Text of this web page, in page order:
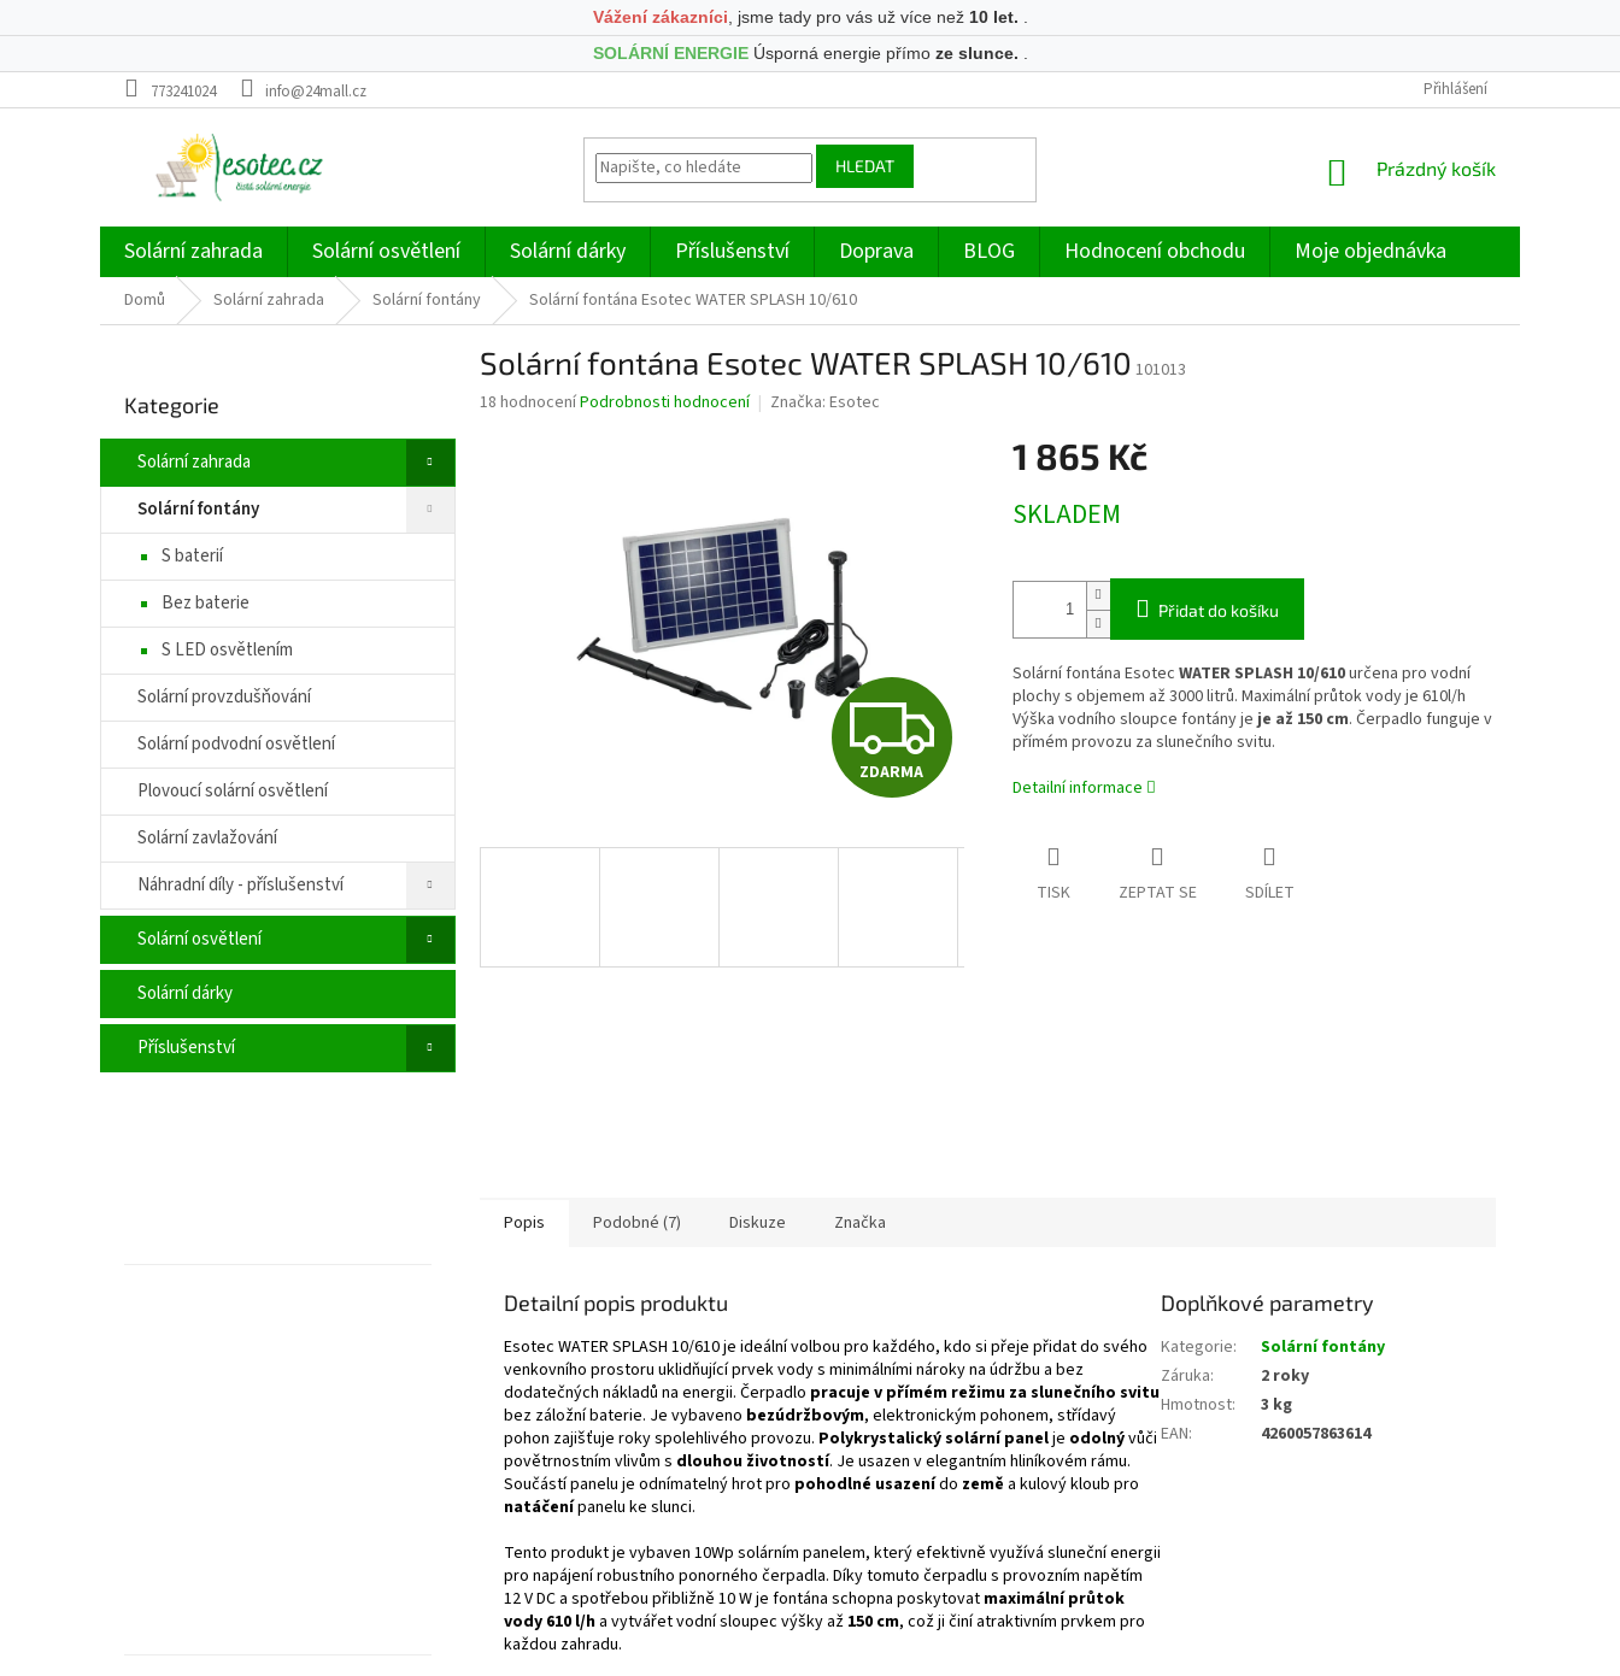
Vážení zákazníci , jsme tady pro vás už více než 10 let.
SOLÁRNÍ ENERGIEÚsporná energie přímo ze slunce.
na
773241024 info@24mall.cz Přihlášení
HLEDAT
NÁKUPNÍ
Prázdný košík
Solární zahrada Solární osvětlení Solární dárky Příslušenství Doprava BLOG Hodnocení obchodu Moje objednávka
Domů Solární zahrada Solární fontány Solární fontána Esotec WATER SPLASH 10/610
r
n
p
n
l
kategorie
Kategorie
Solární zahrada
Solární fontány
S baterií
Bez baterie
S LED osvětlením
Solární provzdušňování
Solární podvodní osvětlení
Plovoucí solární osvětlení
Solární zavlažování
Náhradní díly - příslušenství
Solární osvětlení
Solární dárky
Příslušenství
Solární fontána Esotec WATER SPLASH 10/610 101013
Průměrné
18 hodnoceníPodrobnosti hodnocení Značka: Esotec
Z
D
R
ZDARMA
1 865 Kč
cena:
SKLADEM
Přidat do košíku
Solární fontána Esotec WATER SPLASH 10/610určena pro vodní
plochy s objemem až 3000 litrů. Maximální průtok vody je 610l/h
Výška vodního sloupce fontány jeje až 150 cm. Čerpadlo funguje v
přímém provozu za slunečního svitu.
Detailní informace
TISK ZEPTAT SE SDÍLET
Popis Podobné (7) Diskuze Značka
Detailní popis produktu
Esotec WATER SPLASH 10/610 je ideální volbou pro každého, kdo si přeje přidat do svého
venkovního prostoru uklidňující prvek vody s minimálními nároky na údržbu a bez
dodatečných nákladů na energii. Čerpadlo pracuje v přímém režimu za slunečního svitu
bez záložní baterie. Je vybaveno bezúdržbovým, elektronickým pohonem, střídavý
pohon zajišťuje roky spolehlivého provozu. Polykrystalický solární panelje odolnývůči
povětrnostním vlivům s dlouhou životností. Je usazen v elegantním hliníkovém rámu.
Součástí panelu je odnímatelný hrot pro pohodlné usazenído země a kulový kloub pro
natáčenípanelu ke slunci.
Tento produkt je vybaven 10Wp solárním panelem, který efektivně využívá sluneční energii
pro napájení robustního ponorného čerpadla. Díky tomuto čerpadlu s provozním napětím
12 V DC a spotřebou přibližně 10 W je fontána schopna poskytovat maximální průtok
vody 610 l/h a vytvářet vodní sloupec výšky až 150 cm, což ji činí atraktivním prvkem pro
každou zahradu.
Doplňkové parametry
Kategorie:
Solární fontány
Záruka:
2 roky
Hmotnost:
3 kg
EAN: 4260057863614